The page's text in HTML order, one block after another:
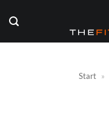
Inhalt
springen
Start »